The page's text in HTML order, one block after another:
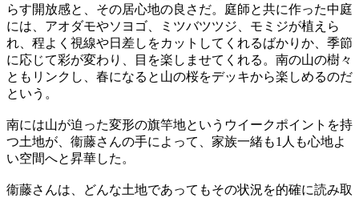
らす開放感と、その居心地の良さだ。庭師と共に作った中庭
には、アオダモやソヨゴ、ミツバツツジ、モミジが植えら
れ、程よく視線や日差しをカットしてくれるばかりか、季節
に応じて彩が変わり、目を楽しませてくれる。南の山の樹々
ともリンクし、春になると山の桜をデッキから楽しめるのだ
という。
南には山が迫った変形の旗竿地というウイークポイントを持
つ土地が、衞藤さんの手によって、家族一緒も1人も心地よ
い空間へと昇華した。
衞藤さんは、どんな土地であってもその状況を的確に読み取